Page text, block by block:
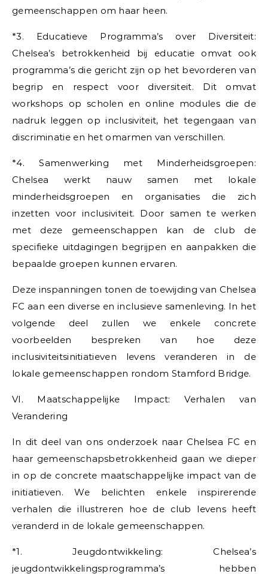
gemeenschappen om haar heen.
*3. Educatieve Programma’s over Diversiteit:
Chelsea’s betrokkenheid bij educatie omvat ook
programma’s die gericht zijn op het bevorderen van
begrip en respect voor diversiteit. Dit omvat
workshops op scholen en online modules die de
nadruk leggen op inclusiviteit, het tegengaan van
discriminatie en het omarmen van verschillen.
*4. Samenwerking met Minderheidsgroepen:
Chelsea werkt nauw samen met lokale
minderheidsgroepen en organisaties die zich
inzetten voor inclusiviteit. Door samen te werken
met deze gemeenschappen kan de club de
specifieke uitdagingen begrijpen en aanpakken die
bepaalde groepen kunnen ervaren.
Deze inspanningen tonen de toewijding van Chelsea
FC aan een diverse en inclusieve samenleving. In het
volgende deel zullen we enkele concrete
voorbeelden bespreken van hoe deze
inclusiviteitsinitiatieven levens veranderen in de
lokale gemeenschappen rondom Stamford Bridge.
VI. Maatschappelijke Impact: Verhalen van
Verandering
In dit deel van ons onderzoek naar Chelsea FC en
haar gemeenschapsbetrokkenheid gaan we dieper
in op de concrete maatschappelijke impact van de
initiatieven. We belichten enkele inspirerende
verhalen die illustreren hoe de club levens heeft
veranderd in de lokale gemeenschappen.
*1. Jeugdontwikkeling: Chelsea’s
jeugdontwikkelingsprogramma’s hebben